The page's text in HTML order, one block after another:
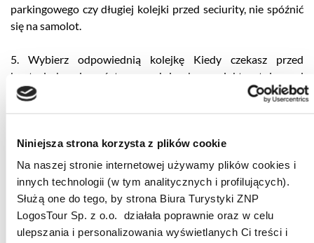
Niniejsza strona korzysta z plików cookie
Na naszej stronie internetowej używamy plików cookies i
innych technologii (w tym analitycznych i profilujących).
Służą one do tego, by strona Biura Turystyki ZNP
LogosTour Sp. z o.o. działała poprawnie oraz w celu
ulepszania i personalizowania wyświetlanych Ci treści i
parkingowego czy długiej kolejki przed seciurity, nie spóźnić
się na samolot.
5. Wybierz odpowiednią kolejkę Kiedy czekasz przed
kontrolą bezpieczeństwa uważnie obserwuj, kto stoi przed
tobą w kolejce. Jeśli widzisz, że ktoś ma dużo bagaży
Pamiętaj, że najszybciej przez kontrolę bezpieczeństwa
przechodzą ludzie podróżujący w pojedynkę, czy biznesmeni.
6. Weź ze sobą książkę, gazetę lub urządzenia mobilne Dobra
książka, muzyka, czy gazeta potrafią umilić każdą podróż. Są
one niezbędne zarówno podczas oczekiwań, jak i samego